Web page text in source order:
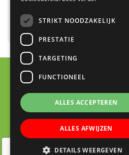
RK Basisschool
Aert de
STRIKT NOODZAKELIJK
PRESTATIE
TARGETING
FUNCTIONEEL
ALLES ACCEPTEREN
ALLES AFWIJZEN
DETAILS WEERGEVEN